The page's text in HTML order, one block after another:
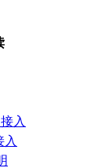
入
入